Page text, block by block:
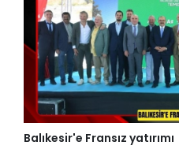
Balıkesir'e Fransız yatırımı